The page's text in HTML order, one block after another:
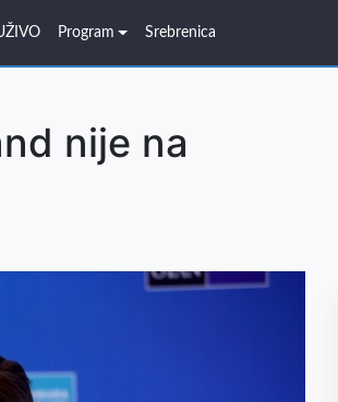
Program Srebrenica
nije na